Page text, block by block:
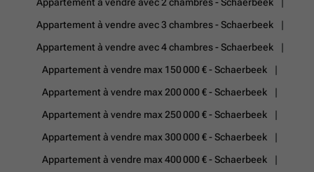
Appartement à vendre avec 3 chambres - Schaerbeek
Appartement à vendre avec 4 chambres - Schaerbeek
Appartement à vendre max 150 000 € - Schaerbeek
Appartement à vendre max 200 000 € - Schaerbeek
Appartement à vendre max 250 000 € - Schaerbeek
Appartement à vendre max 300 000 € - Schaerbeek
Appartement à vendre max 400 000 € - Schaerbeek